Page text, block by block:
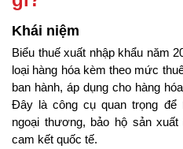
Khái niệm
Biểu thuế xuất nhập khẩu năm
loại hàng hóa kèm theo mức
ban hành, áp dụng cho hàng
Đây là công cụ quan trọng để
ngoại thương, bảo hộ sản
cam kết quốc tế.